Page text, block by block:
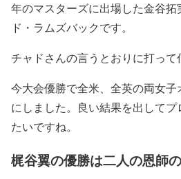
年のマスターズに出場した金谷
ド・ラムズバックです。
チャドさんの言うとおりに打って
今大会優勝で全米、全英の両女
にしました。良い結果を出して
たいですね。
梶谷翼の優勝は二人の恩師の